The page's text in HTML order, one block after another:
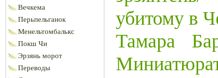
Вечкема
Перьпельганок
Менельтомбалькс
Покш Чи
Эрзянь морот
Переводы
убитому в
Тамара